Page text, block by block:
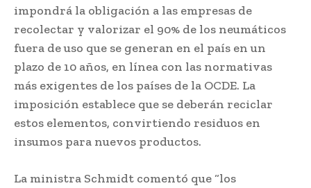
impondrá la obligación a las empresas de
recolectar y valorizar el 90% de los neumáticos
fuera de uso que se generan en el país en un
plazo de 10 años, en línea con las normativas
más exigentes de los países de la OCDE. La
imposición establece que se deberán reciclar
estos elementos, convirtiendo residuos en
insumos para nuevos productos.
La ministra Schmidt comentó que “los